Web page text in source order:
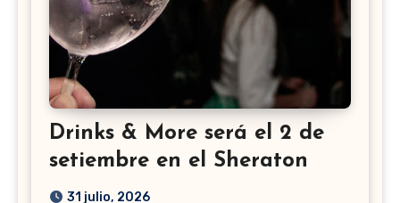
Drinks & More será el 2 de
setiembre en el Sheraton
31 julio, 2026